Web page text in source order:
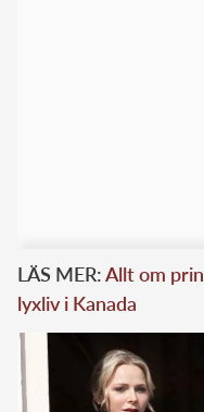
LÄS MER:Allt om
lyxliv i Kanada